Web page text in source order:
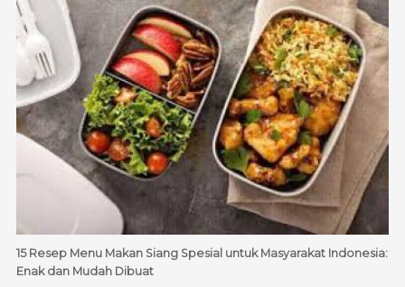
15 Resep Menu Makan Siang Spesial untuk Masyarakat Indonesia:
Enak dan Mudah Dibuat